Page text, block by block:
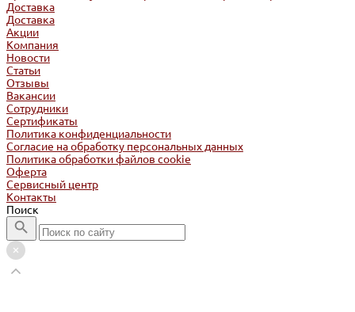
Доставка
Доставка
Акции
Компания
Новости
Статьи
Отзывы
Вакансии
Сотрудники
Сертификаты
Политика конфиденциальности
Согласие на обработку персональных данных
Политика обработки файлов cookie
Оферта
Сервисный центр
Контакты
Поиск